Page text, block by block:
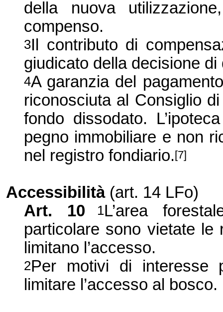
della nuova
compenso.
3Il contributo di
giudicato della decisione
4A garanzia del
riconosciuta al Consiglio
fondo dissodato.
pegno immobiliare e non
nel registro fondiario.[7]
Accessibilità (art. 14 LFo)
Art. 10
1L’area
particolare sono vietate
limitano l’accesso.
2Per motivi di interesse
limitare l’accesso al bosco.